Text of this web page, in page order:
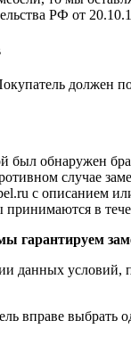
РФ от
должен
был обнаружен
случае
с описанием
в
данных
вправе выбрать